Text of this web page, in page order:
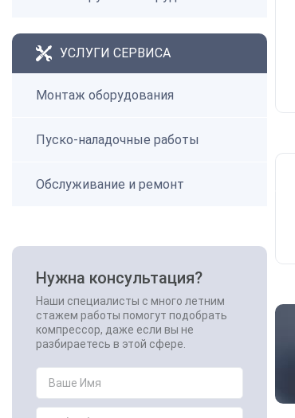
УСЛУГИ СЕРВИСА
Монтаж оборудования
Пуско-наладочные работы
Обслуживание и ремонт
Нужна консультация?
Наши специалисты с много летним
стажем работы помогут подобрать
компрессор, даже если вы не
разбираетесь в этой сфере.